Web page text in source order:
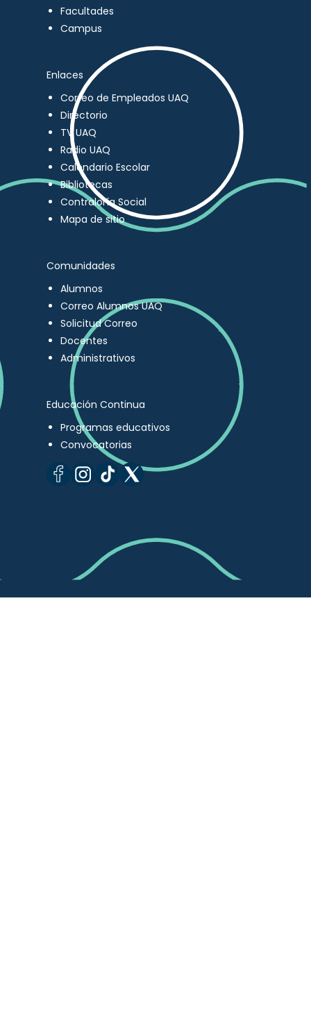
Facultades
Campus
Enlaces
Correo de Empleados UAQ
Directorio
TV UAQ
Radio UAQ
Calendario Escolar
Bibliotecas
Contraloría Social
Mapa de sitio
Comunidades
Alumnos
Correo Alumnos UAQ
Solicitud Correo
Docentes
Administrativos
Educación Continua
Programas educativos
Convocatorias